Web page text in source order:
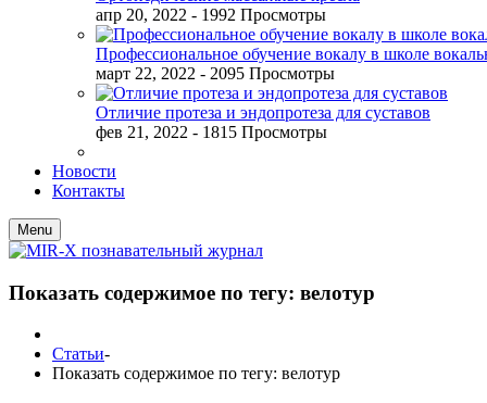
апр 20, 2022 - 1992 Просмотры
Профессиональное обучение вокалу в школе
март 22, 2022 - 2095 Просмотры
Отличие протеза и эндопротеза для суставов
фев 21, 2022 - 1815 Просмотры
Новости
Контакты
Menu
Показать содержимое по тегу: велотур
Статьи-
Показать содержимое по тегу: велотур